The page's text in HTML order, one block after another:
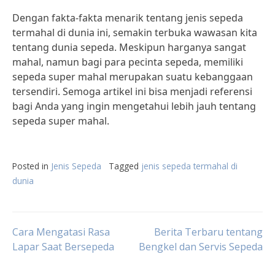
Dengan fakta-fakta menarik tentang jenis sepeda
termahal di dunia ini, semakin terbuka wawasan kita
tentang dunia sepeda. Meskipun harganya sangat
mahal, namun bagi para pecinta sepeda, memiliki
sepeda super mahal merupakan suatu kebanggaan
tersendiri. Semoga artikel ini bisa menjadi referensi
bagi Anda yang ingin mengetahui lebih jauh tentang
sepeda super mahal.
Posted in Jenis Sepeda Tagged jenis sepeda termahal di
dunia
Post
Cara Mengatasi Rasa
Lapar Saat Bersepeda
Berita Terbaru tentang
Bengkel dan Servis Sepeda